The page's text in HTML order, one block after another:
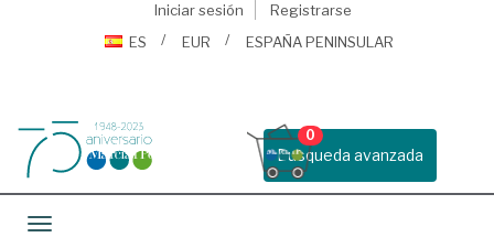
Iniciar sesión
Registrarse
ES
EUR ESPAÑA PENINSULAR
Busqueda avanzada
0
Toggle navigation